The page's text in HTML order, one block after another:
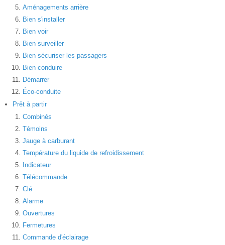
Aménagements arrière
Bien s'installer
Bien voir
Bien surveiller
Bien sécuriser les passagers
Bien conduire
Démarrer
Éco-conduite
Prêt à partir
Combinés
Témoins
Jauge à carburant
Température du liquide de refroidissement
Indicateur
Télécommande
Clé
Alarme
Ouvertures
Fermetures
Commande d'éclairage